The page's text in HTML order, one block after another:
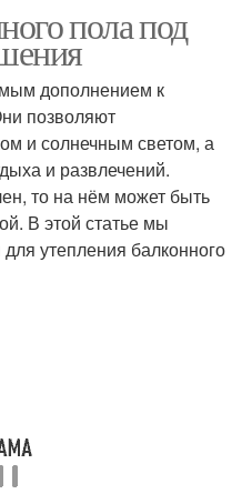
пола под
дополнением к
позволяют
и солнечным светом, а
и развлечений.
то на нём может быть
В этой статье мы
утепления балконного